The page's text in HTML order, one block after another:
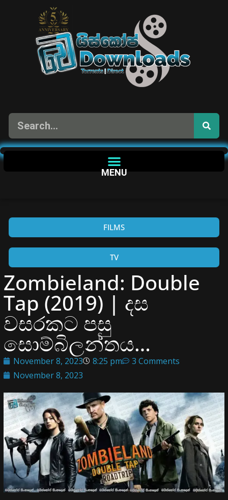
MENU
FILMS
TV
Zombieland: Double
Tap (2019) | දස
වසරකට පසු
සොම්බිලන්තය…
November 8, 2023 8:25 pm
3 Comments
November 8, 2023